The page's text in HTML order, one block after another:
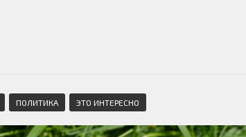
ПОЛИТИКА ЭТО ИНТЕРЕСНО